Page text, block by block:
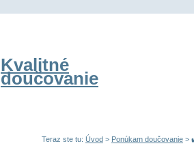
Kvalitné
doučovanie
Teraz ste tu: Úvod > Ponúkam doučovanie >